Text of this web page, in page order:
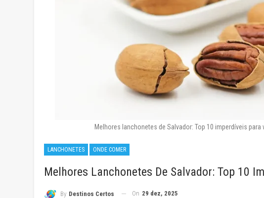
Melhores lanchonetes de Salvador: Top 10 imperdíveis
LANCHONETES ONDE COMER
Melhores Lanchonetes De Salvador: Top 10
By Destinos Certos On 29 dez, 2025